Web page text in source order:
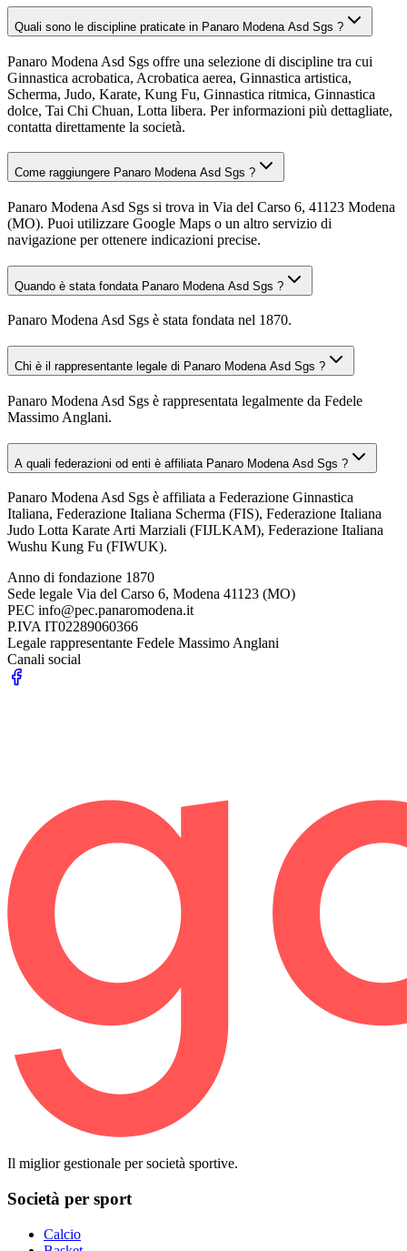
Quali sono le discipline praticate in Panaro Modena Asd Sgs ?
Panaro Modena Asd Sgs offre una selezione di discipline tra cui
Ginnastica acrobatica, Acrobatica aerea, Ginnastica artistica,
Scherma, Judo, Karate, Kung Fu, Ginnastica ritmica, Ginnastica
dolce, Tai Chi Chuan, Lotta libera. Per informazioni più dettagliate,
contatta direttamente la società.
Come raggiungere Panaro Modena Asd Sgs ?
Panaro Modena Asd Sgs si trova in Via del Carso 6, 41123 Modena
(MO). Puoi utilizzare Google Maps o un altro servizio di
navigazione per ottenere indicazioni precise.
Quando è stata fondata Panaro Modena Asd Sgs ?
Panaro Modena Asd Sgs è stata fondata nel 1870.
Chi è il rappresentante legale di Panaro Modena Asd Sgs ?
Panaro Modena Asd Sgs è rappresentata legalmente da Fedele
Massimo Anglani.
A quali federazioni od enti è affiliata Panaro Modena Asd Sgs ?
Panaro Modena Asd Sgs è affiliata a Federazione Ginnastica
Italiana, Federazione Italiana Scherma (FIS), Federazione Italiana
Judo Lotta Karate Arti Marziali (FIJLKAM), Federazione Italiana
Wushu Kung Fu (FIWUK).
Anno di fondazione 1870
Sede legale Via del Carso 6, Modena 41123 (MO)
PEC info@pec.panaromodena.it
P.IVA IT02289060366
Legale rappresentante Fedele Massimo Anglani
Canali social
Il miglior gestionale per società sportive.
Società per sport
Calcio